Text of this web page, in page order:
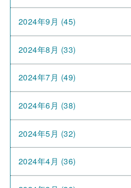
2024年9月 (45)
2024年8月 (33)
2024年7月 (49)
2024年6月 (38)
2024年5月 (32)
2024年4月 (36)